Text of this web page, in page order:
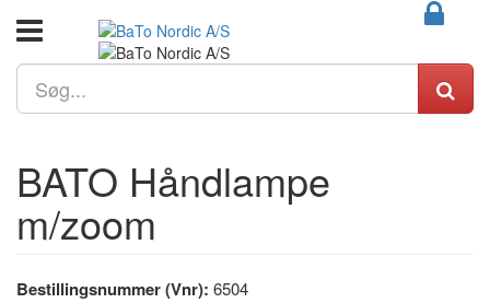
BATO Håndlampe
m/zoom
Bestillingsnummer (Vnr): 6504